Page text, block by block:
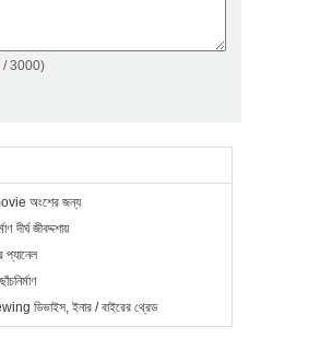
/ 3000)
অংশের জন্য
দীর্ঘ জীবদ্দশায়
প্যানেল
ডিভাইস, ইনার / বাইরের থ্রেড